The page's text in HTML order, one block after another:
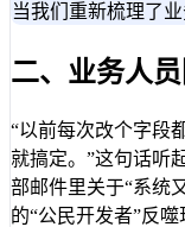
当我们重新梳理了
二、业务人
“以前每次改个字段
就搞定。”这句话听
部邮件里关于“系统
的“公民开发者”反